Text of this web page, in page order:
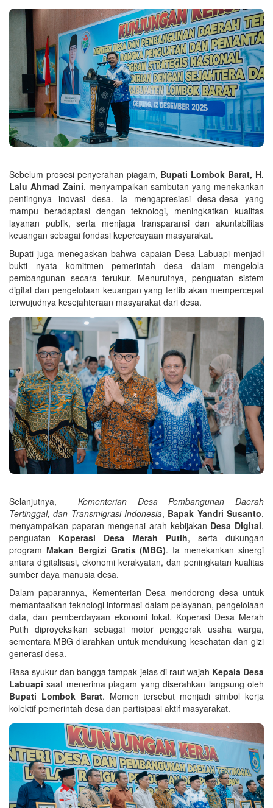
Sebelum prosesi penyerahan piagam, Bupati Lombok Barat, H.
Lalu Ahmad Zaini, menyampaikan sambutan yang menekankan
pentingnya inovasi desa. Ia mengapresiasi desa-desa yang
mampu beradaptasi dengan teknologi, meningkatkan kualitas
layanan publik, serta menjaga transparansi dan akuntabilitas
keuangan sebagai fondasi kepercayaan masyarakat.
Bupati juga menegaskan bahwa capaian Desa Labuapi menjadi
bukti nyata komitmen pemerintah desa dalam mengelola
pembangunan secara terukur. Menurutnya, penguatan sistem
digital dan pengelolaan keuangan yang tertib akan mempercepat
terwujudnya kesejahteraan masyarakat dari desa.
Selanjutnya,Kementerian Desa Pembangunan Daerah
Tertinggal, dan Transmigrasi Indonesia, Bapak Yandri Susanto,
menyampaikan paparan mengenai arah kebijakan Desa Digital,
penguatan Koperasi Desa Merah Putih, serta dukungan
program Makan Bergizi Gratis (MBG). Ia menekankan sinergi
antara digitalisasi, ekonomi kerakyatan, dan peningkatan kualitas
sumber daya manusia desa.
Dalam paparannya, Kementerian Desa mendorong desa untuk
memanfaatkan teknologi informasi dalam pelayanan, pengelolaan
data, dan pemberdayaan ekonomi lokal. Koperasi Desa Merah
Putih diproyeksikan sebagai motor penggerak usaha warga,
sementara MBG diarahkan untuk mendukung kesehatan dan gizi
generasi desa.
Rasa syukur dan bangga tampak jelas di raut wajah Kepala Desa
Labuapi saat menerima piagam yang diserahkan langsung oleh
Bupati Lombok Barat. Momen tersebut menjadi simbol kerja
kolektif pemerintah desa dan partisipasi aktif masyarakat.